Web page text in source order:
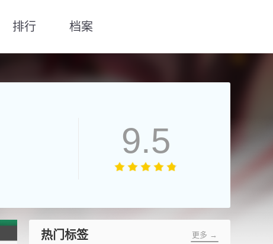
排行 档案
9.5
热门标签 更多 →